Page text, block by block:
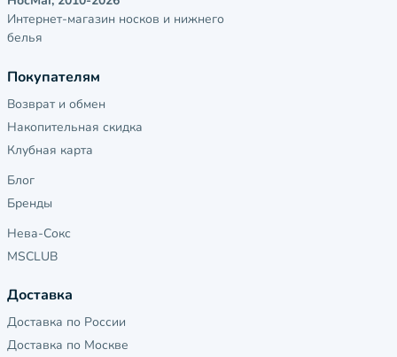
Интернет-магазин носков и нижнего
белья
Покупателям
Возврат и обмен
Накопительная скидка
Клубная карта
Блог
Бренды
Нева-Сокс
MSCLUB
Доставка
Доставка по России
Доставка по Москве